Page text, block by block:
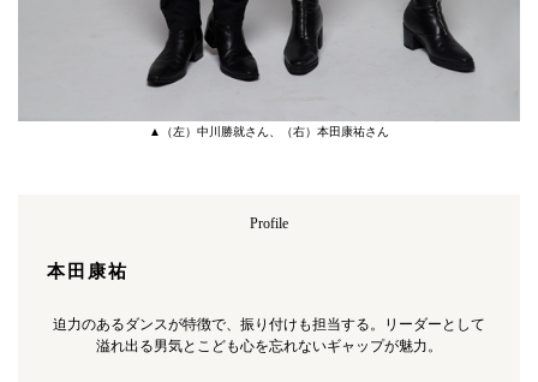
▲（左）中川勝就さん、（右）本田康祐さん
Profile
本田康祐
迫力のあるダンスが特徴で、振り付けも担当する。リーダーとして
溢れ出る男気とこども心を忘れないギャップが魅力。